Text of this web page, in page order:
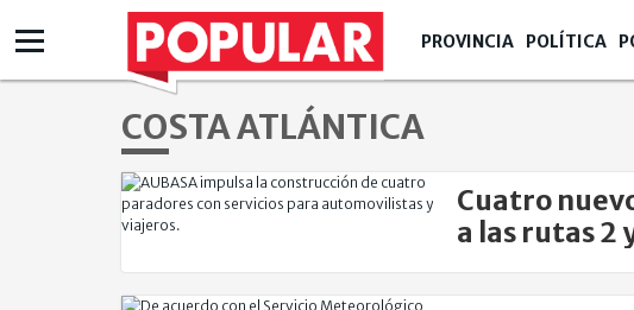
PROVINCIA POLÍTICA
COSTA ATLÁNTICA
Cuatro
a las rutas 2